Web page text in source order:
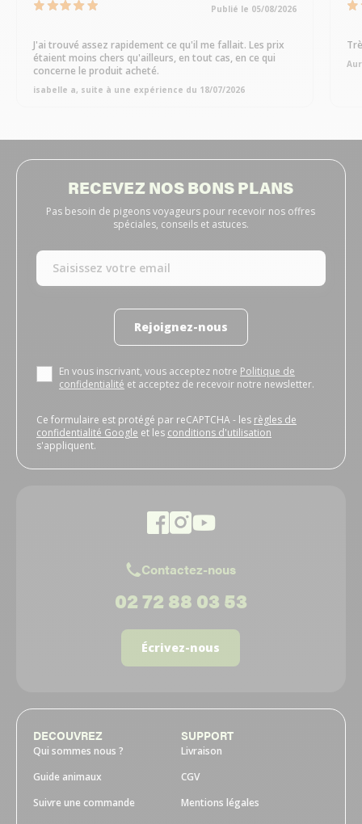
Publié le 05/08/2026
J'ai trouvé assez rapidement ce qu'il me fallait. Les prix
étaient moins chers qu'ailleurs, en tout cas, en ce qui
concerne le produit acheté.
isabelle a, suite à une expérience du 18/07/2026
RECEVEZ NOS BONS PLANS
Pas besoin de pigeons voyageurs pour recevoir nos offres
spéciales, conseils et astuces.
Rejoignez-nous
En vous inscrivant, vous acceptez notre Politique de
confidentialité et acceptez de recevoir notre newsletter.
Ce formulaire est protégé par reCAPTCHA - les règles de
confidentialité Google et les conditions d'utilisation
s'appliquent.
Contactez-nous
02 72 88 03 53
Écrivez-nous
DECOUVREZ
Qui sommes nous ?
Guide animaux
Suivre une commande
SUPPORT
Livraison
CGV
Mentions légales